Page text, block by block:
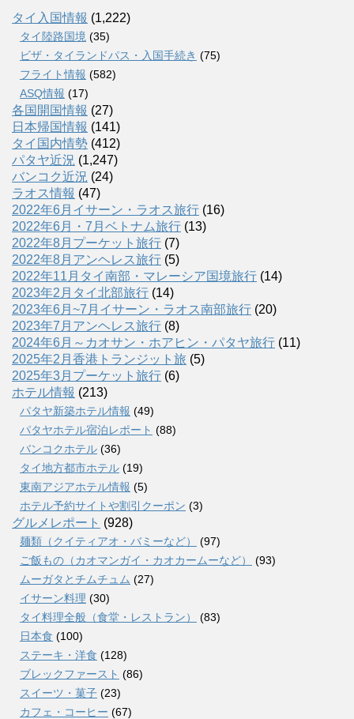
タイ入国情報 (1,222)
タイ陸路国境 (35)
ビザ・タイランドパス・入国手続き (75)
フライト情報 (582)
ASQ情報 (17)
各国開国情報 (27)
日本帰国情報 (141)
タイ国内情勢 (412)
パタヤ近況 (1,247)
バンコク近況 (24)
ラオス情報 (47)
2022年6月イサーン・ラオス旅行 (16)
2022年6月・7月ベトナム旅行 (13)
2022年8月プーケット旅行 (7)
2022年8月アンヘレス旅行 (5)
2022年11月タイ南部・マレーシア国境旅行 (14)
2023年2月タイ北部旅行 (14)
2023年6月~7月イサーン・ラオス南部旅行 (20)
2023年7月アンヘレス旅行 (8)
2024年6月～カオサン・ホアヒン・パタヤ旅行 (11)
2025年2月香港トランジット旅 (5)
2025年3月プーケット旅行 (6)
ホテル情報 (213)
パタヤ新築ホテル情報 (49)
パタヤホテル宿泊レポート (88)
バンコクホテル (36)
タイ地方都市ホテル (19)
東南アジアホテル情報 (5)
ホテル予約サイトや割引クーポン (3)
グルメレポート (928)
麺類（クイティアオ・バミーなど）
(97)
ご飯もの（カオマンガイ・カオカームーなど）
(93)
ムーガタとチムチュム (27)
イサーン料理 (30)
タイ料理全般（食堂・レストラン）
(83)
日本食 (100)
ステーキ・洋食 (128)
ブレックファースト (86)
スイーツ・菓子 (23)
カフェ・コーヒー (67)